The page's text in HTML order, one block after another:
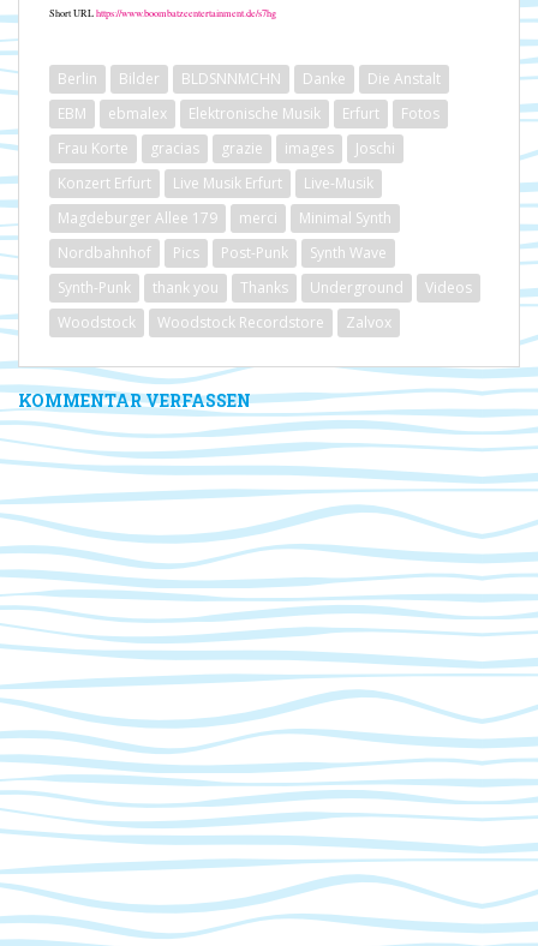
Short URLhttps://www.boombatzeentertainment.de/s7hg
Berlin Bilder BLDSNNMCHN Danke
Die Anstalt
EBM
ebmalex Elektronische Musik Erfurt
Fotos
Frau Korte
gracias grazie images
Joschi
Konzert Erfurt
Live Musik Erfurt
Live-Musik
Magdeburger Allee 179
merci
Minimal Synth
Nordbahnhof
Pics Post-Punk
Synth Wave
Synth-Punk
thank you Thanks Underground
Videos
Woodstock
Woodstock Recordstore Zalvox
KOMMENTAR VERFASSEN